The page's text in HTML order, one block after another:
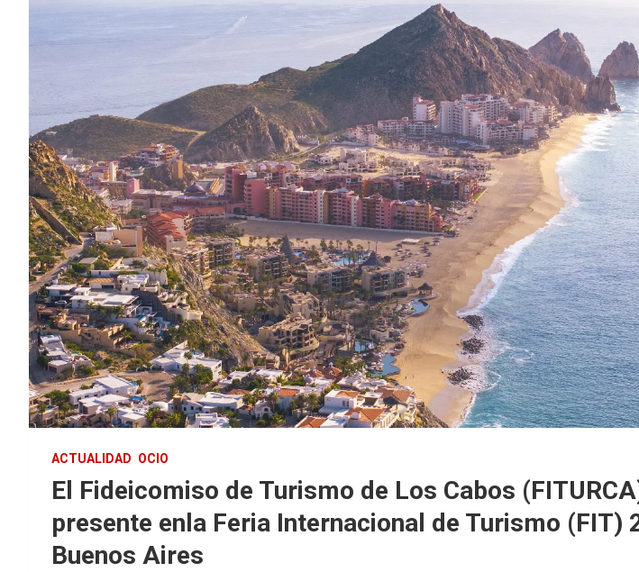
ACTUALIDAD OCIO
El Fideicomiso de Turismo de Los Cabos
presente enla Feria Internacional de Turismo (FIT)
Buenos Aires